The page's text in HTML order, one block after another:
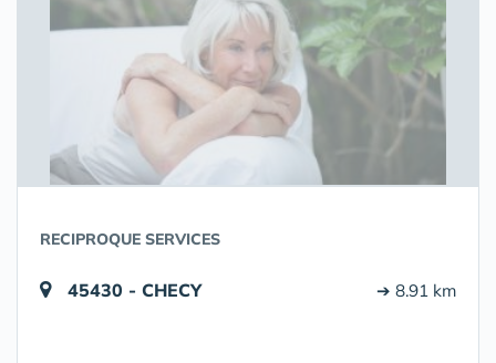
RECIPROQUE SERVICES
45430 - CHECY ➔ 8.91 km